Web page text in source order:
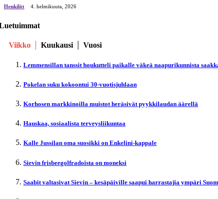
Henkilöt 4. helmikuuta, 2026
Viikko Kuukausi Vuosi
Lemmensillan tanssit houkutteli paikalle väkeä naapurikunnista
Pokelan suku kokoontui 30-vuotisjuhlaan
Korhosen markkinoilla muistot heräsivät pyykkilaudan äärellä
Hauskaa, sosiaalista terveysliikuntaa
Kalle Jussilan oma suosikki on Enkelini-kappale
Sievin frisbeegolfradoista on moneksi
Saabit valtasivat Sievin – kesäpäiville saapui harrastajia ympäri